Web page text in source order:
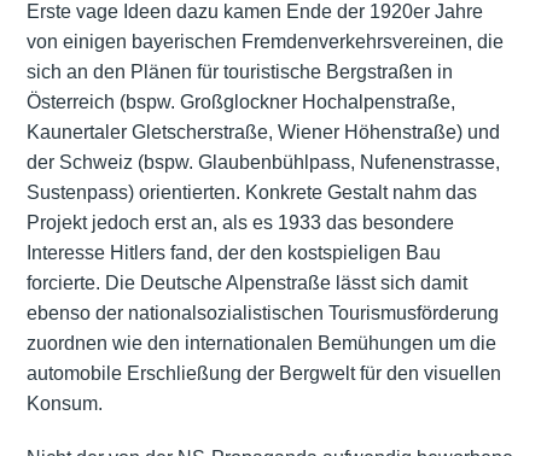
Erste vage Ideen dazu kamen Ende der 1920er Jahre
von einigen bayerischen Fremdenverkehrsvereinen, die
sich an den Plänen für touristische Bergstraßen in
Österreich (bspw. Großglockner Hochalpenstraße,
Kaunertaler Gletscherstraße, Wiener Höhenstraße) und
der Schweiz (bspw. Glaubenbühlpass, Nufenenstrasse,
Sustenpass) orientierten. Konkrete Gestalt nahm das
Projekt jedoch erst an, als es 1933 das besondere
Interesse Hitlers fand, der den kostspieligen Bau
forcierte. Die Deutsche Alpenstraße lässt sich damit
ebenso der nationalsozialistischen Tourismusförderung
zuordnen wie den internationalen Bemühungen um die
automobile Erschließung der Bergwelt für den visuellen
Konsum.